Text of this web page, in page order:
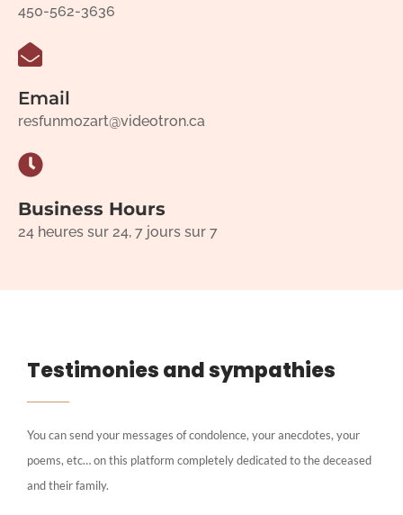
450-562-3636
Email
resfunmozart@videotron.ca
Business Hours
24 heures sur 24, 7 jours sur 7
Testimonies and sympathies
You can send your messages of condolence, your anecdotes, your
poems, etc… on this platform completely dedicated to the deceased
and their family.